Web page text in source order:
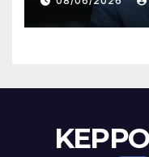
Triliun per